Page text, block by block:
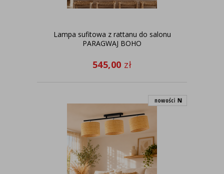
Lampa sufitowa z rattanu do salonu
PARAGWAJ BOHO
545,00 zł